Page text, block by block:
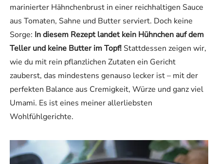
marinierter Hähnchenbrust in einer reichhaltigen Sauce
aus Tomaten, Sahne und Butter serviert. Doch keine
Sorge: In diesem Rezept landet kein Hühnchen auf dem
Teller und keine Butter im Topf! Stattdessen zeigen wir,
wie du mit rein pflanzlichen Zutaten ein Gericht
zauberst, das mindestens genauso lecker ist – mit der
perfekten Balance aus Cremigkeit, Würze und ganz viel
Umami. Es ist eines meiner allerliebsten
Wohlfühlgerichte.